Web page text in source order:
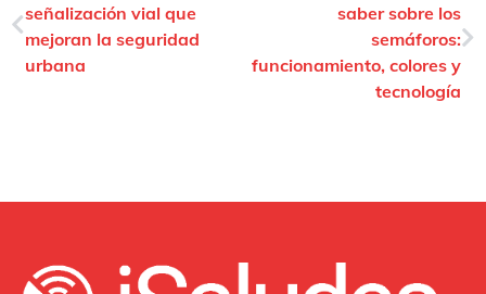
señalización vial que
mejoran la seguridad
urbana
saber sobre los
semáforos:
funcionamiento, colores y
tecnología